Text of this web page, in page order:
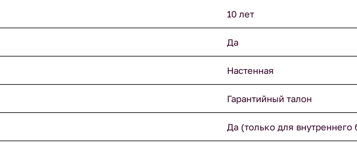
10 лет
Да
Настенная
Гарантийный талон
Да (только для внутреннего